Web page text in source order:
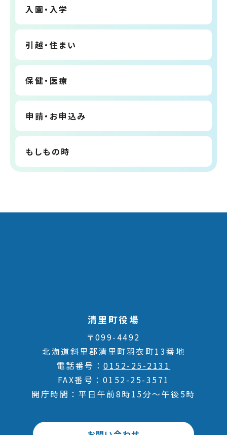
入園・入学
引越・住まい
保健・医療
申請・お申込み
もしもの時
清里町役場
〒099-4492
北海道斜里郡清里町羽衣町13番地
電話番号
0152-25-2131
FAX番号
0152-25-3571
開庁時間
平日午前8時15分～午後5時